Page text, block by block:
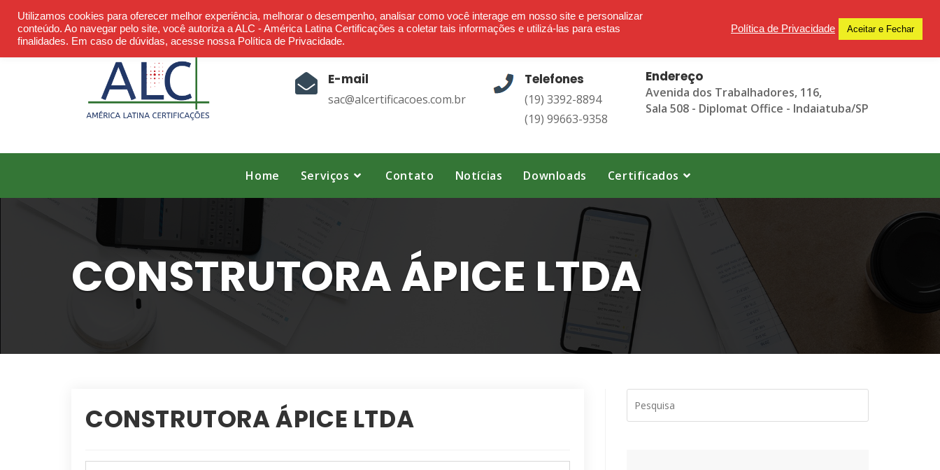
content
Ética - Confiança - Credibilidade - Transparência
E-mail
sac@alcertificacoes.com.br
Telefones
(19) 3392-8894
(19) 99663-9358
Endereço
Avenida dos Trabalhadores, 116,
Sala 508 - Diplomat Office - Indaiatuba/SP
Home Serviços Contato Notícias Downloads Certificados
CONSTRUTORA ÁPICE LTDA
CONSTRUTORA ÁPICE LTDA
Utilizamos cookies para oferecer melhor experiência, melhorar o desempenho, analisar como você interage em nosso site e personalizar
conteúdo. Ao navegar pelo site, você autoriza a ALC - América Latina Certificações a coletar tais informações e utilizá-las para estas
finalidades. Em caso de dúvidas, acesse nossa Política de Privacidade.
Política de Privacidade Aceitar e Fechar